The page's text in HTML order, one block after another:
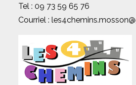
Tel : 09 73 59 65 76
Courriel :